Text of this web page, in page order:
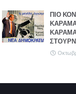
ΠΙΟ